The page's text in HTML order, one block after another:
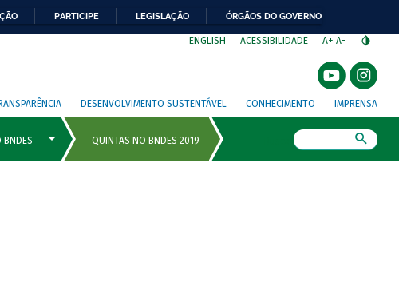
PARTICIPE LEGISLAÇÃO ÓRGÃOS DO GOVERNO
ENGLISH ACESSIBILIDADE A+ A-
DESENVOLVIMENTO SUSTENTÁVEL CONHECIMENTO IMPRENSA